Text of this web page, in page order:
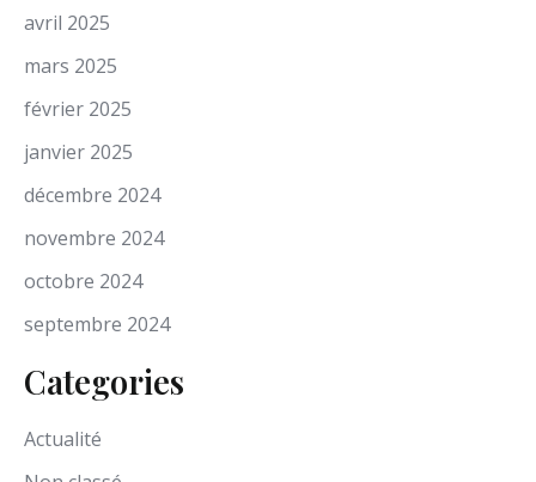
avril 2025
mars 2025
février 2025
janvier 2025
décembre 2024
novembre 2024
octobre 2024
septembre 2024
Categories
Actualité